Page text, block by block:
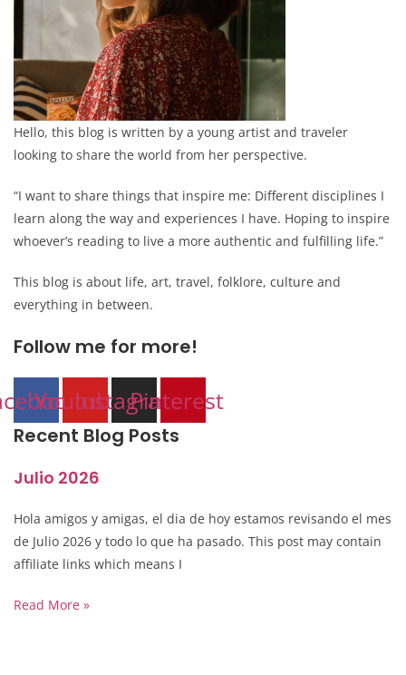
Hello, this blog is written by a young artist and traveler
looking to share the world from her perspective.
“I want to share things that inspire me: Different disciplines I
learn along the way and experiences I have. Hoping to inspire
whoever’s reading to live a more authentic and fulfilling life.”
This blog is about life, art, travel, folklore, culture and
everything in between.
Follow me for more!
Youtube
Instagram
Pinterest
Recent Blog Posts
Julio 2026
Hola amigos y amigas, el dia de hoy estamos revisando el mes
de Julio 2026 y todo lo que ha pasado. This post may contain
affiliate links which means I
Read More »